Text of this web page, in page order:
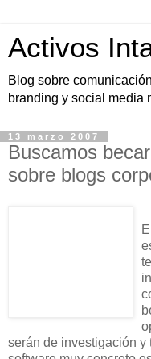
Activos
Blog sobre
branding y social media
13 marzo 2007
Buscamos
sobre blogs
serán de investigación y